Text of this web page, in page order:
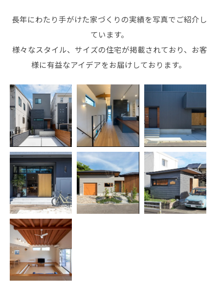
長年にわたり手がけた家づくりの実績を写真でご紹介し
ています。
様々なスタイル、サイズの住宅が掲載されており、お客
様に有益なアイデアをお届けしております。